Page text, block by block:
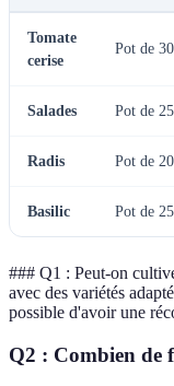
Tomate
cerise
Pot de
Salades Pot de
Radis Pot de
Basilic Pot de
### Q1 : Peut-on
avec des variétés
possible d'avoir une
Q2 : Combien de